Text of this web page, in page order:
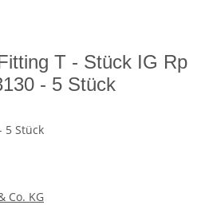
T - Stück IG Rp
- 5 Stück
5 Stück
Co. KG